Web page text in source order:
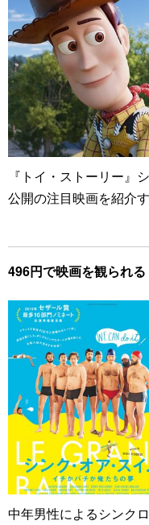
『トイ・ストーリー』
公開の注目映画を紹介す
496円で映画を観られ
中年男性によるシンク